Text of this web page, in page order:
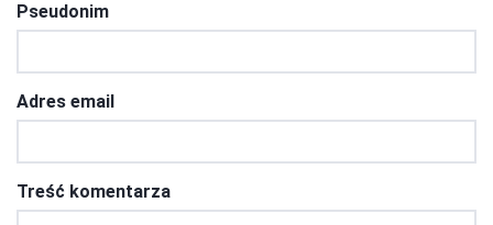
Pseudonim
Adres email
Treść komentarza